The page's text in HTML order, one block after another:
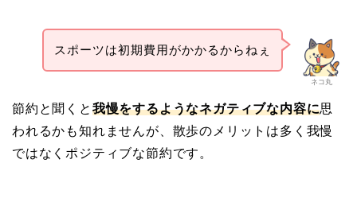
ネコ丸
スポーツは初期費用がかかるからねぇ
節約と聞くと 我慢をするようなネガティブな内容に思
われるかも知れませんが、散歩のメリットは多く我慢
ではなくポジティブな節約です。